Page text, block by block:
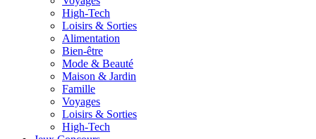
High-Tech
Loisirs & Sorties
Alimentation
Bien-être
Mode & Beauté
Maison & Jardin
Famille
Voyages
Loisirs & Sorties
High-Tech